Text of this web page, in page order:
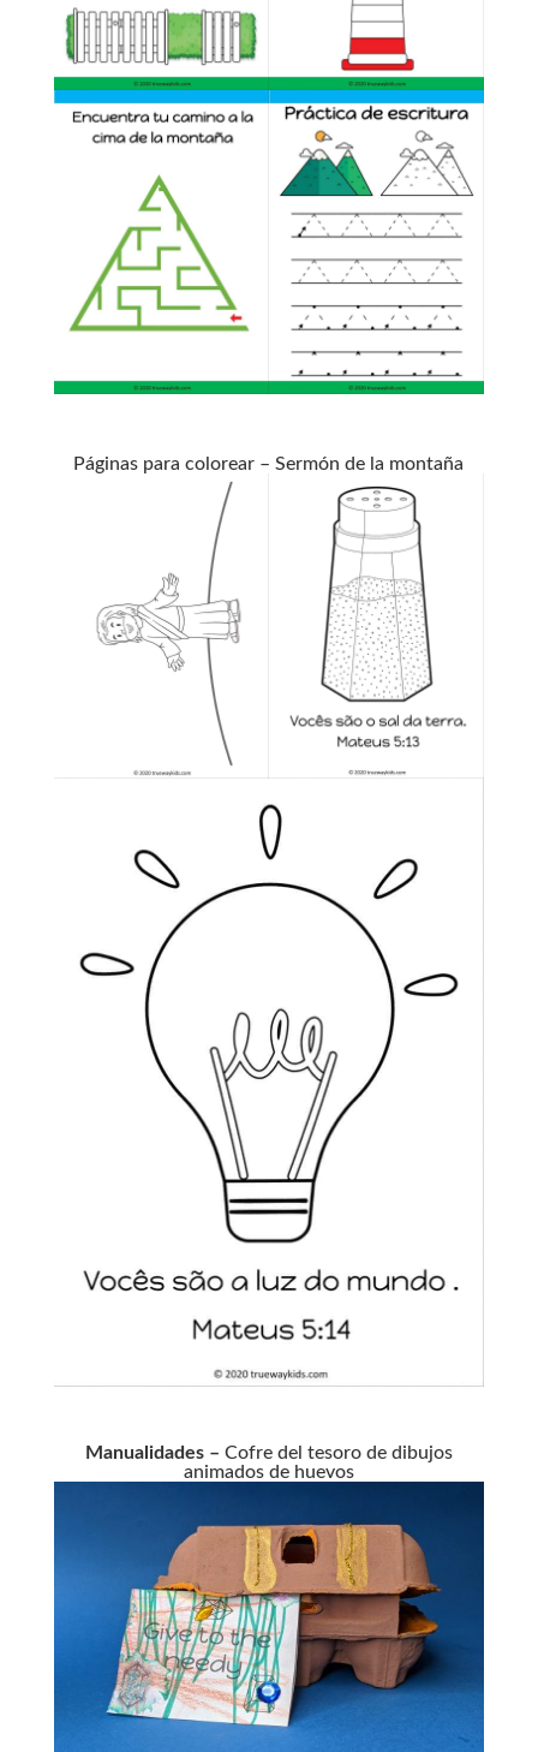
Páginas para colorear – Sermón de la montaña
Manualidades – Cofre del tesoro de dibujos
animados de huevos